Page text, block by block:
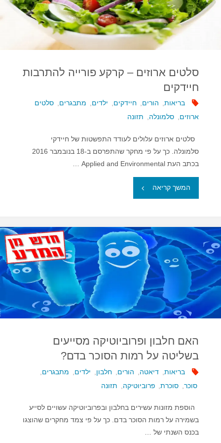
שיעור
מחלות
סלטים ארוזים – קרקע פורייה להתרבות
חיידקים
בריאות הורים חיידקים ילדים מתבגרים
סלטים
ארוזים
סלמונלה תזונה
סלטים ארוזים עלולים לעודד התפשטות של חיידקי
סלמונלה. כך על פי מחקר שהתפרסם ב-18 בנובמבר 2016
בכתב העת Applied and Environmental …
המשך קריאה "סלטים
–
קרקע
פורייה
להתרבות
חיידקים"
האם חלבון ופרוביוטיקה מסייעים
בשליטה על רמות הסוכר בדם?
בריאות דיאטה הורים חלבון ילדים מתבגרים
סוכר, סוכרת, פרוביוטיקה תזונה
הוספת מזונות עשירים בחלבון ובפרוביוטיקה עשויים לסייע
בשמירה על רמות הסוכר בדם. כך על פי צמד מחקרים שהוצגו
בכנס השנתי של …